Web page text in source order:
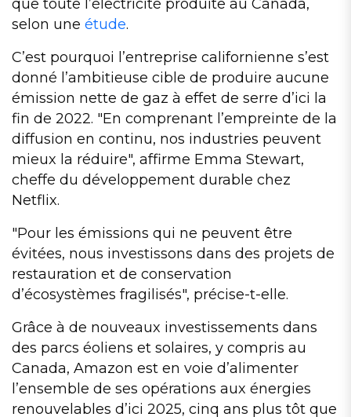
que toute l’électricité produite au Canada,
selon une étude.
C’est pourquoi l’entreprise californienne s’est
donné l’ambitieuse cible de produire aucune
émission nette de gaz à effet de serre d’ici la
fin de 2022.
En comprenant l’empreinte de la
diffusion en continu, nos industries peuvent
mieux la réduire , affirme Emma Stewart,
cheffe du développement durable chez
Netflix.
Pour les émissions qui ne peuvent être
évitées, nous investissons dans des projets de
restauration et de conservation
d’écosystèmes fragilisés , précise-t-elle.
Grâce à de nouveaux investissements dans
des parcs éoliens et solaires, y compris au
Canada, Amazon est en voie d’alimenter
l’ensemble de ses opérations aux énergies
renouvelables d’ici 2025, cinq ans plus tôt que